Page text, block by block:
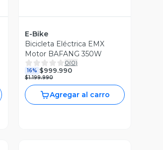
E-Bike
Bicicleta Eléctrica EMX
Motor BAFANG 350W
0(0)
16% $999.990
$1.199.990
Agregar al carro